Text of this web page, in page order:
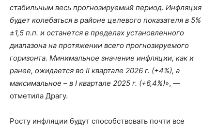
стабильным весь прогнозируемый период. Инфляция
будет колебаться в районе целевого показателя в 5%
±1,5 п.п. и останется в пределах установленного
диапазона на протяжении всего прогнозируемого
горизонта. Минимальное значение инфляции, как и
ранее, ожидается во II квартале 2026 г. (+4%), а
максимальное – в I квартале 2025 г. (+6,4%)», —
отметила Драгу.
Росту инфляции будут способствовать почти все